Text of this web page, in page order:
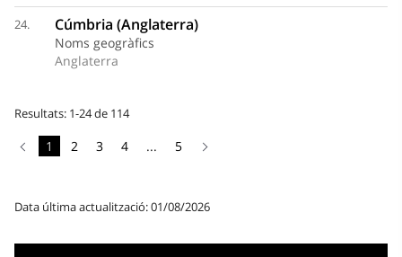
24. Cúmbria (Anglaterra)
Noms geogràfics
Anglaterra
Resultats: 1-24 de 114
1 2 3 4 ... 5
Data última actualització: 01/08/2026